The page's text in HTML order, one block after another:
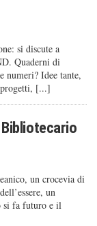
si discute a
Quaderni di
numeri? Idee tante,
progetti, [...]
un crocevia di
un
si fa futuro e il